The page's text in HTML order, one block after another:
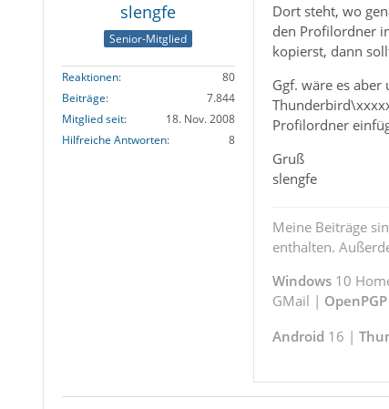
slengfe
Senior-Mitglied
Reaktionen
80
Beiträge
7.844
Mitglied seit
18. Nov. 2008
Hilfreiche Antworten
8
Dort steht, wo
den Profilordner
kopierst, dann
Ggf. wäre es
Profilordner
Gruß
slengfe
Meine Beiträge
enthalten.
Windows10
GMail | OpenPGP
Android 16 |